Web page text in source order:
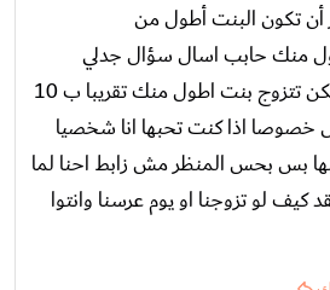
تكون البنت أطول من
منك حابب اسال سؤال جدلي
وغريب لكل الشباب ممكن تتزوج بنت اطول منك تقريبا ب 10
اذا كنت تحبها انا شخصيا
بس بحس المنظر مش زابط احنا لما
لو تزوجنا او يوم عرسنا وانتوا